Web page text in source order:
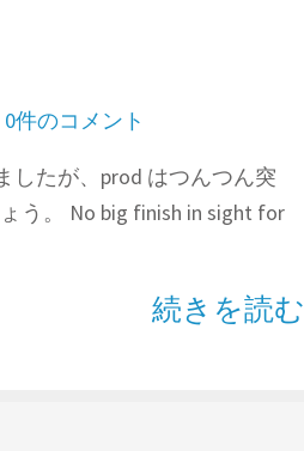
0件のコメント
したが、prod はつんつん突
う。 No big finish in sight for
続きを読む